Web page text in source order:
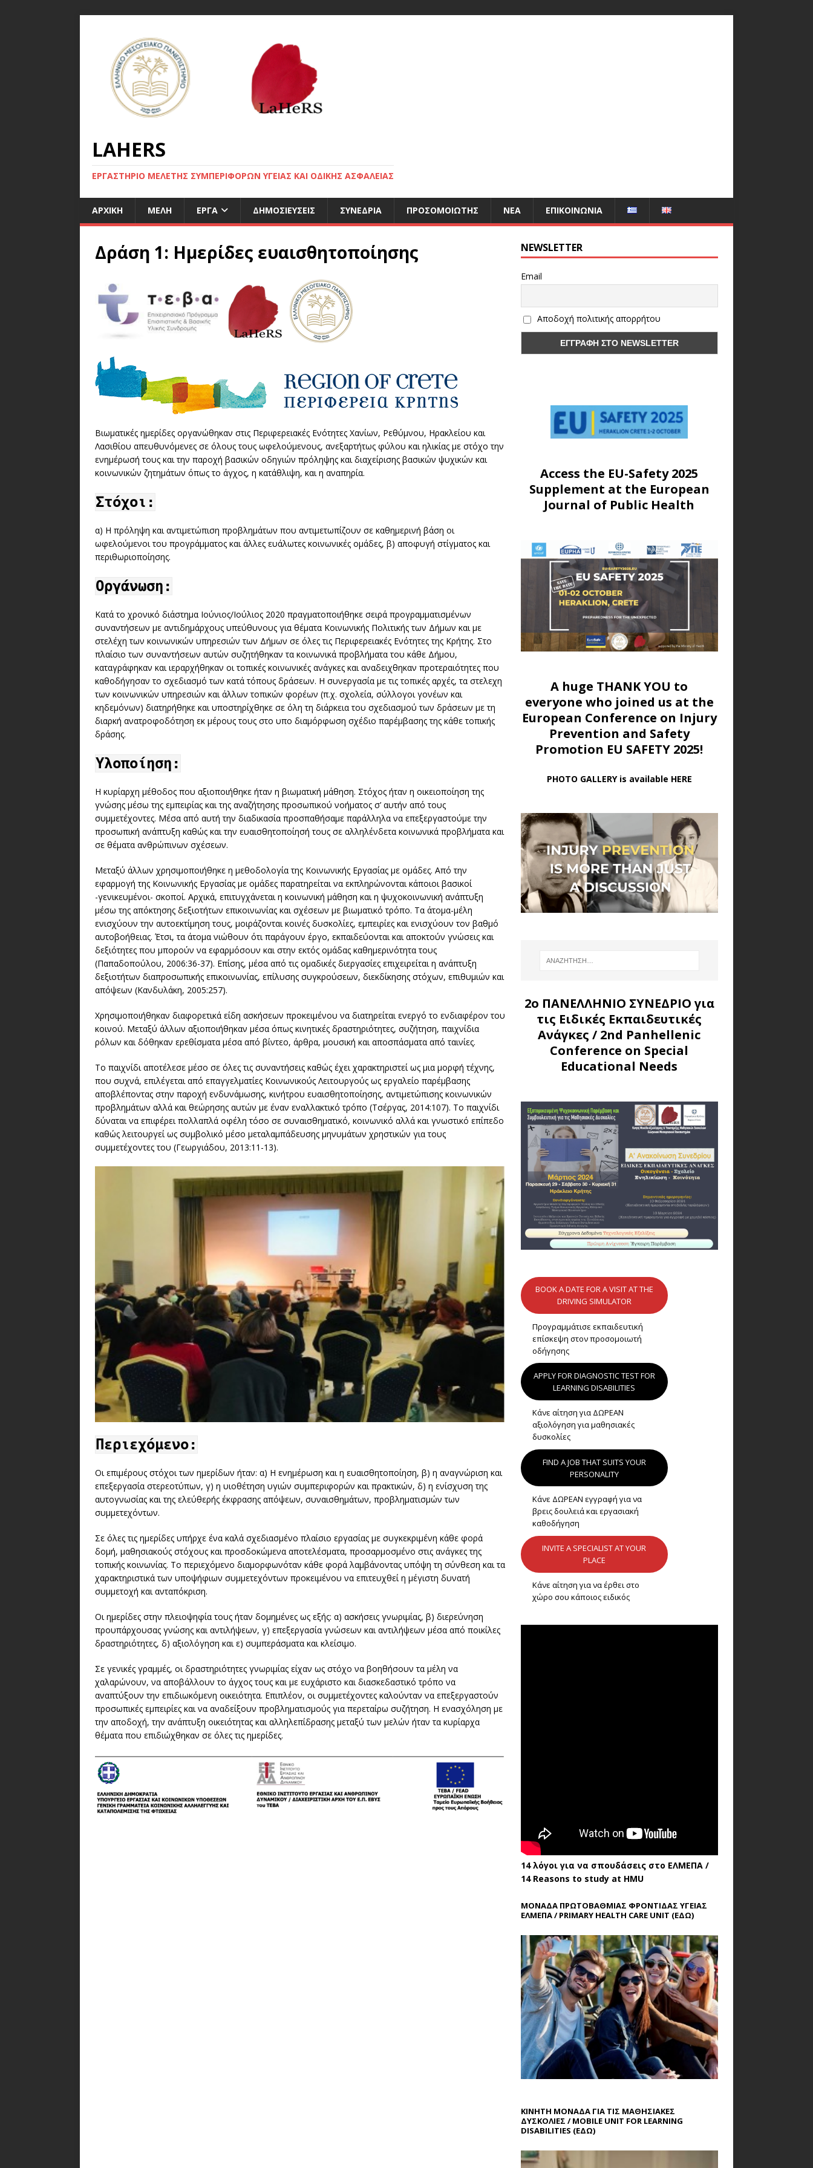
LAHERS
ΕΡΓΑΣΤΗΡΙΟ ΜΕΛΕΤΗΣ ΣΥΜΠΕΡΙΦΟΡΩΝ ΥΓΕΙΑΣ ΚΑΙ ΟΔΙΚΗΣ ΑΣΦΑΛΕΙΑΣ
ΑΡΧΙΚΉ ΜΈΛΗ ΈΡΓΑ ΔΗΜΟΣΙΕΎΣΕΙΣ ΣΥΝΈΔΡΙΑ ΠΡΟΣΟΜΟΙΩΤΉΣ ΝΈΑ ΕΠΙΚΟΙΝΩΝΊΑ
Δράση 1: Ημερίδες ευαισθητοποίησης
Βιωματικές ημερίδες οργανώθηκαν στις Περιφερειακές Ενότητες Χανίων, Ρεθύμνου, Ηρακλείου και
Λασιθίου απευθυνόμενες σε όλους τους ωφελούμενους, ανεξαρτήτως φύλου και ηλικίας με στόχο την
ενημέρωσή τους και την παροχή βασικών οδηγιών πρόληψης και διαχείρισης βασικών ψυχικών και
κοινωνικών ζητημάτων όπως το άγχος, η κατάθλιψη, και η αναπηρία.
Στόχοι:
α) Η πρόληψη και αντιμετώπιση προβλημάτων που αντιμετωπίζουν σε καθημερινή βάση οι
ωφελούμενοι του προγράμματος και άλλες ευάλωτες κοινωνικές ομάδες, β) αποφυγή στίγματος και
περιθωριοποίησης.
Οργάνωση:
Κατά το χρονικό διάστημα Ιούνιος/Ιούλιος 2020 πραγματοποιήθηκε σειρά προγραμματισμένων
συναντήσεων με αντιδημάρχους υπεύθυνους για θέματα Κοινωνικής Πολιτικής των Δήμων και με
στελέχη των κοινωνικών υπηρεσιών των Δήμων σε όλες τις Περιφερειακές Ενότητες της Κρήτης. Στο
πλαίσιο των συναντήσεων αυτών συζητήθηκαν τα κοινωνικά προβλήματα του κάθε Δήμου,
καταγράφηκαν και ιεραρχήθηκαν οι τοπικές κοινωνικές ανάγκες και αναδειχθηκαν προτεραιότητες που
καθοδήγησαν το σχεδιασμό των κατά τόπους δράσεων. Η συνεργασία με τις τοπικές αρχές, τα στελεχη
των κοινωνικών υπηρεσιών και άλλων τοπικών φορέων (π.χ. σχολεία, σύλλογοι γονέων και
κηδεμόνων) διατηρήθηκε και υποστηρίχθηκε σε όλη τη διάρκεια του σχεδιασμού των δράσεων με τη
διαρκή ανατροφοδότηση εκ μέρους τους στο υπο διαμόρφωση σχέδιο παρέμβασης της κάθε τοπικής
δράσης.
Υλοποίηση:
Η κυρίαρχη μέθοδος που αξιοποιήθηκε ήταν η βιωματική μάθηση. Στόχος ήταν η οικειοποίηση της
γνώσης μέσω της εμπειρίας και της αναζήτησης προσωπικού νοήματος σ’ αυτήν από τους
συμμετέχοντες. Μέσα από αυτή την διαδικασία προσπαθήσαμε παράλληλα να επεξεργαστούμε την
προσωπική ανάπτυξη καθώς και την ευαισθητοποίησή τους σε αλληλένδετα κοινωνικά προβλήματα και
σε θέματα ανθρώπινων σχέσεων.
Μεταξύ άλλων χρησιμοποιήθηκε η μεθοδολογία της Κοινωνικής Εργασίας με ομάδες. Από την
εφαρμογή της Κοινωνικής Εργασίας με ομάδες παρατηρείται να εκπληρώνονται κάποιοι βασικοί
-γενικευμένοι- σκοποί. Αρχικά, επιτυγχάνεται η κοινωνική μάθηση και η ψυχοκοινωνική ανάπτυξη
μέσω της απόκτησης δεξιοτήτων επικοινωνίας και σχέσεων με βιωματικό τρόπο. Τα άτομα-μέλη
ενισχύουν την αυτοεκτίμηση τους, μοιράζονται κοινές δυσκολίες, εμπειρίες και ενισχύουν τον βαθμό
αυτοβοήθειας. Έτσι, τα άτομα νιώθουν ότι παράγουν έργο, εκπαιδεύονται και αποκτούν γνώσεις και
δεξιότητες που μπορούν να εφαρμόσουν και στην εκτός ομάδας καθημερινότητα τους
(Παπαδοπούλου, 2006:36-37). Επίσης, μέσα από τις ομαδικές διεργασίες επιχειρείται η ανάπτυξη
δεξιοτήτων διαπροσωπικής επικοινωνίας, επίλυσης συγκρούσεων, διεκδίκησης στόχων, επιθυμιών και
απόψεων (Κανδυλάκη, 2005:257).
Χρησιμοποιήθηκαν διαφορετικά είδη ασκήσεων προκειμένου να διατηρείται ενεργό το ενδιαφέρον του
κοινού. Μεταξύ άλλων αξιοποιήθηκαν μέσα όπως κινητικές δραστηριότητες, συζήτηση, παιχνίδια
ρόλων και δόθηκαν ερεθίσματα μέσα από βίντεο, άρθρα, μουσική και αποσπάσματα από ταινίες.
Το παιχνίδι αποτέλεσε μέσο σε όλες τις συναντήσεις καθώς έχει χαρακτηριστεί ως μια μορφή τέχνης,
που συχνά, επιλέγεται από επαγγελματίες Κοινωνικούς Λειτουργούς ως εργαλείο παρέμβασης
αποβλέποντας στην παροχή ενδυνάμωσης, κινήτρου ευαισθητοποίησης, αντιμετώπισης κοινωνικών
προβλημάτων αλλά και θεώρησης αυτών με έναν εναλλακτικό τρόπο (Τσέργας, 2014:107). Το παιχνίδι
δύναται να επιφέρει πολλαπλά οφέλη τόσο σε συναισθηματικό, κοινωνικό αλλά και γνωστικό επίπεδο
καθώς λειτουργεί ως συμβολικό μέσο μεταλαμπάδευσης μηνυμάτων χρηστικών για τους
συμμετέχοντες του (Γεωργιάδου, 2013:11-13).
Περιεχόμενο:
Οι επιμέρους στόχοι των ημερίδων ήταν: α) Η ενημέρωση και η ευαισθητοποίηση, β) η αναγνώριση και
επεξεργασία στερεοτύπων, γ) η υιοθέτηση υγιών συμπεριφορών και πρακτικών, δ) η ενίσχυση της
αυτογνωσίας και της ελεύθερής έκφρασης απόψεων, συναισθημάτων, προβληματισμών των
συμμετεχόντων.
Σε όλες τις ημερίδες υπήρχε ένα καλά σχεδιασμένο πλαίσιο εργασίας με συγκεκριμένη κάθε φορά
δομή, μαθησιακούς στόχους και προσδοκώμενα αποτελέσματα, προσαρμοσμένο στις ανάγκες της
τοπικής κοινωνίας. Το περιεχόμενο διαμορφωνόταν κάθε φορά λαμβάνοντας υπόψη τη σύνθεση και τα
χαρακτηριστικά των υποψήφιων συμμετεχόντων προκειμένου να επιτευχθεί η μέγιστη δυνατή
συμμετοχή και ανταπόκριση.
Οι ημερίδες στην πλειοψηφία τους ήταν δομημένες ως εξής: α) ασκήσεις γνωριμίας, β) διερεύνηση
προυπάρχουσας γνώσης και αντιλήψεων, γ) επεξεργασία γνώσεων και αντιλήψεων μέσα από ποικίλες
δραστηριότητες, δ) αξιολόγηση και ε) συμπεράσματα και κλείσιμο.
Σε γενικές γραμμές, οι δραστηριότητες γνωριμίας είχαν ως στόχο να βοηθήσουν τα μέλη να
χαλαρώνουν, να αποβάλλουν το άγχος τους και με ευχάριστο και διασκεδαστικό τρόπο να
αναπτύξουν την επιδιωκόμενη οικειότητα. Επιπλέον, οι συμμετέχοντες καλούνταν να επεξεργαστούν
προσωπικές εμπειρίες και να αναδείξουν προβληματισμούς για περεταίρω συζήτηση. Η ενασχόληση με
την αποδοχή, την ανάπτυξη οικειότητας και αλληλεπίδρασης μεταξύ των μελών ήταν τα κυρίαρχα
θέματα που επιδιώχθηκαν σε όλες τις ημερίδες.
NEWSLETTER
Email
Αποδοχή πολιτικής απορρήτου
Access the EU-Safety 2025
Supplement at the European
Journal of Public Health
A huge THANK YOU to
everyone who joined us at the
European Conference on Injury
Prevention and Safety
Promotion EU SAFETY 2025!
PHOTO GALLERY is available HERE
2ο ΠΑΝΕΛΛΗΝΙΟ ΣΥΝΕΔΡΙΟ για
τις Ειδικές Εκπαιδευτικές
Ανάγκες / 2nd Panhellenic
Conference on Special
Educational Needs
BOOK A DATE FOR A VISIT AT THE
DRIVING SIMULATOR
Προγραμμάτισε εκπαιδευτική
επίσκεψη στον προσομοιωτή
οδήγησης
APPLY FOR DIAGNOSTIC TEST FOR
LEARNING DISABILITIES
Κάνε αίτηση για ΔΩΡΕΑΝ
αξιολόγηση για μαθησιακές
δυσκολίες
FIND A JOB THAT SUITS YOUR
PERSONALITY
Κάνε ΔΩΡΕΑΝ εγγραφή για να
βρεις δουλειά και εργασιακή
καθοδήγηση
INVITE A SPECIALIST AT YOUR
PLACE
Κάνε αίτηση για να έρθει στο
χώρο σου κάποιος ειδικός
14 λόγοι για να σπουδάσεις στο ΕΛΜΕΠΑ /
14 Reasons to study at HMU
ΜΟΝΑΔΑ ΠΡΩΤΟΒΑΘΜΙΑΣ ΦΡΟΝΤΙΔΑΣ ΥΓΕΙΑΣ
ΕΛΜΕΠΑ / PRIMARY HEALTH CARE UNIT (ΕΔΩ)
ΚΙΝΗΤΗ ΜΟΝΑΔΑ ΓΙΑ ΤΙΣ ΜΑΘΗΣΙΑΚΕΣ
ΔΥΣΚΟΛΙΕΣ / MOBILE UNIT FOR LEARNING
DISABILITIES (ΕΔΩ)